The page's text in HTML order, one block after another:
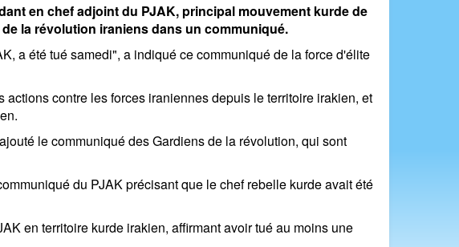
en chef adjoint du PJAK, principal mouvement kurde de
la révolution iraniens dans un communiqué.
a été tué samedi", a indiqué ce communiqué de la force d'élite
contre les forces iraniennes depuis le territoire irakien, et
le communiqué des Gardiens de la révolution, qui sont
du PJAK précisant que le chef rebelle kurde avait été
en territoire kurde irakien, affirmant avoir tué au moins une